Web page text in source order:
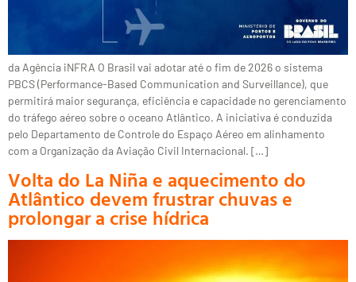
da Agência iNFRA O Brasil vai adotar até o fim de 2026 o sistema
PBCS (Performance-Based Communication and Surveillance), que
permitirá maior segurança, eficiência e capacidade no gerenciamento
do tráfego aéreo sobre o oceano Atlântico. A iniciativa é conduzida
pelo Departamento de Controle do Espaço Aéreo em alinhamento
com a Organização da Aviação Civil Internacional. […]
Volta do La Niña e aquecimento do
Atlântico devem frustrar chuvas e
prolongar a crise hídrica